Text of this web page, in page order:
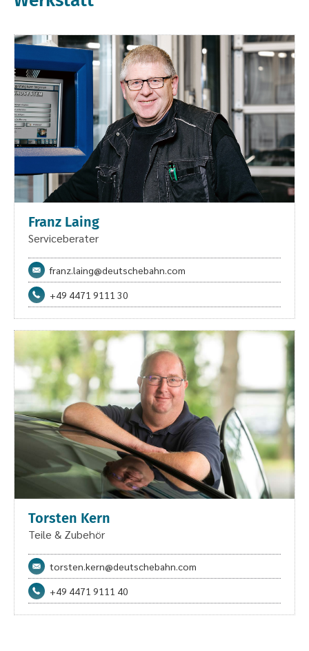
Franz Laing
Serviceberater
franz.laing@deutschebahn.com
+49 4471 9111 30
Torsten Kern
Teile & Zubehör
torsten.kern@deutschebahn.com
+49 4471 9111 40